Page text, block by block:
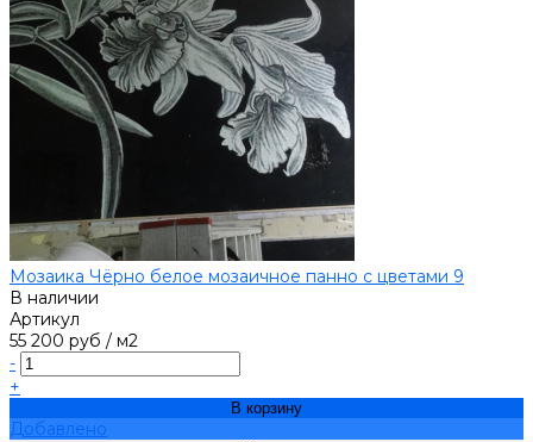
Мозаика Чёрно белое мозаичное панно с цветами 9
В наличии
Артикул
55 200 руб / м2
-
+
В корзину
Добавлено